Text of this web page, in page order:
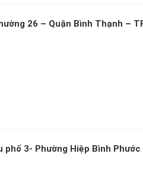
26 – Quận Bình Thạnh –
phố 3- Phường Hiệp Bình Phước